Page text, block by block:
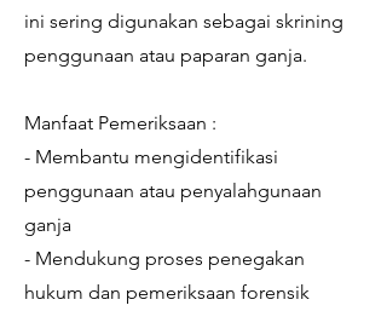
ini sering digunakan sebagai skrining
penggunaan atau paparan ganja.
Manfaat Pemeriksaan :
- Membantu mengidentifikasi
penggunaan atau penyalahgunaan
ganja
- Mendukung proses penegakan
hukum dan pemeriksaan forensik